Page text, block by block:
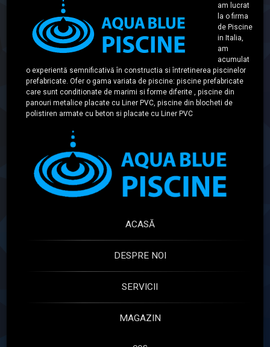
am lucrat
la o firma
de Piscine
in Italia,
am
acumulat
o experientă semnificativă în constructia si întretinerea piscinelor
prefabricate. Ofer o gama variata de piscine: piscine prefabricate
care sunt conditionate de marimi si forme diferite , piscine din
panouri metalice placate cu Liner PVC, piscine din blocheti de
polistiren armate cu beton si placate cu Liner PVC
ACASĂ
DESPRE NOI
SERVICII
MAGAZIN